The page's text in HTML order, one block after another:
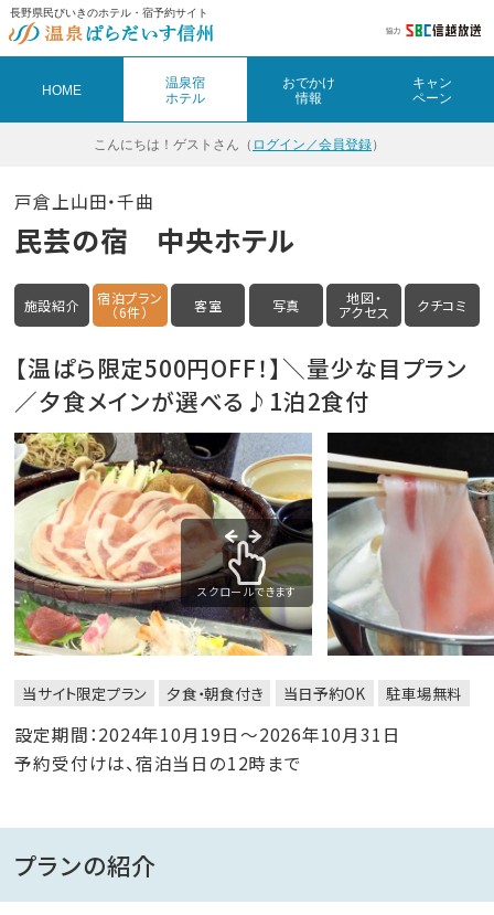
長野県民びいきのホテル・宿予約サイト
HOME
温泉宿
ホテル
おでかけ
情報
キャン
ペーン
こんにちは！ ゲストさん（ ログイン／会員登録）
戸倉上山田・千曲
民芸の宿 中央ホテル
施設紹介 宿泊プラン
（6件） 客室 写真 地図・
アクセス クチコミ
【温ぱら限定500円OFF！】＼量少な目プラン
／夕食メインが選べる♪1泊2食付
スクロールできます
当サイト限定プラン 夕食・朝食付き 当日予約OK 駐車場無料
設定期間：2024年10月19日～2026年10月31日
予約受付けは、宿泊当日の12時まで
プランの紹介